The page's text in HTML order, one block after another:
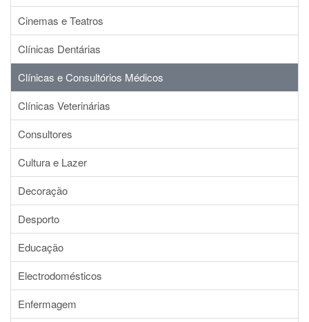
Cinemas e Teatros
Clínicas Dentárias
Clínicas e Consultórios Médicos
Clínicas Veterinárias
Consultores
Cultura e Lazer
Decoração
Desporto
Educação
Electrodomésticos
Enfermagem